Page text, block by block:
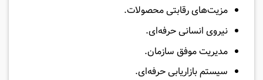
مزیت‌های رقابتی محصولات.
نیروی انسانی حرفه‌ای.
مدیریت موفق سازمان.
سیستم بازاریابی حرفه‌ای.